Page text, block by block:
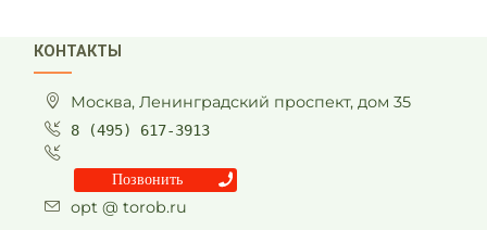
КОНТАКТЫ
Москва, Ленинградский проспект, дом 35
8 (495) 617-3913
Позвонить
opt @ torob.ru